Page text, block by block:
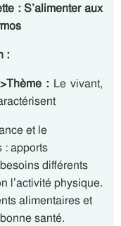
: S’alimenter aux
:
: Le vivant,
et le
: apports
différents
l’activité physique.
alimentaires et
santé.